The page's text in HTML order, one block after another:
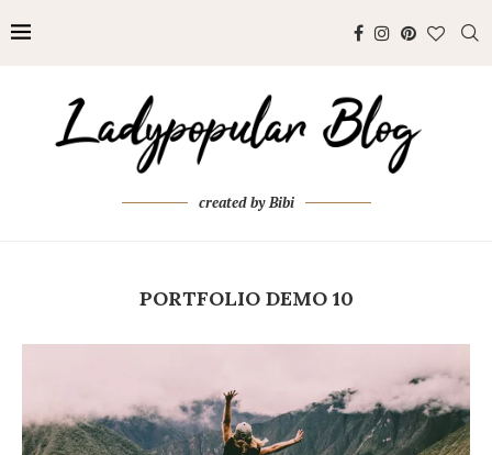
created by Bibi
PORTFOLIO DEMO 10